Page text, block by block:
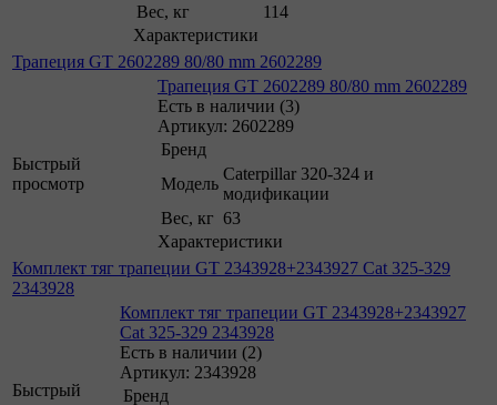
Вес, кг
114
Характеристики
Трапеция GT 2602289 80/80 mm 2602289
Быстрый
просмотр
Трапеция GT 2602289 80/80 mm 2602289
Есть в наличии (3)
Артикул: 2602289
Бренд
Модель
Caterpillar 320-324 и
модификации
Вес, кг 63
Характеристики
Комплект тяг трапеции GT 2343928+2343927 Cat 325-329
2343928
Быстрый
Комплект тяг трапеции GT 2343928+2343927
Cat 325-329 2343928
Есть в наличии (2)
Артикул: 2343928
Бренд